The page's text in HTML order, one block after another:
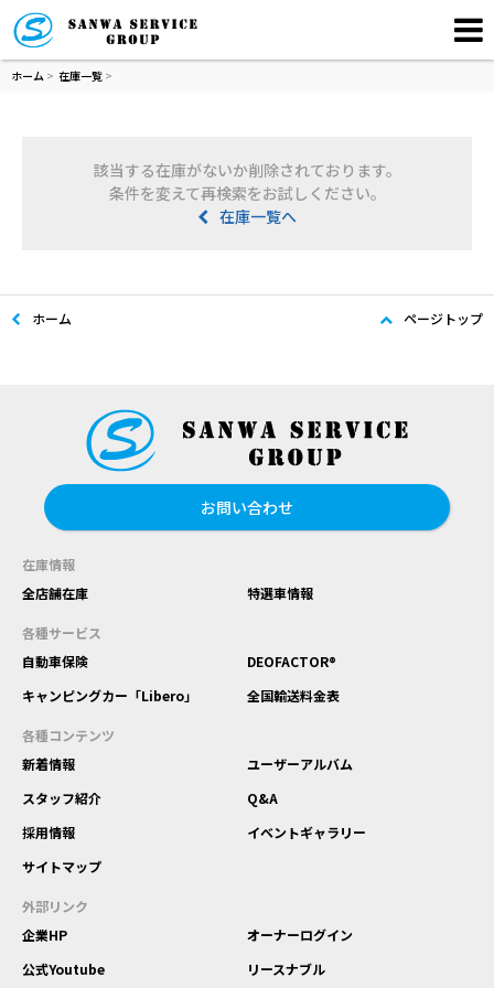
ホーム > 在庫一覧 >
該当する在庫がないか削除されております。
条件を変えて再検索をお試しください。
在庫一覧へ
ホーム ページトップ
お問い合わせ
在庫情報
全店舗在庫
特選車情報
各種サービス
自動車保険
DEOFACTOR®
キャンピングカー「Libero」
全国輸送料金表
各種コンテンツ
新着情報
ユーザーアルバム
スタッフ紹介
Q&A
採用情報
イベントギャラリー
サイトマップ
外部リンク
企業HP
オーナーログイン
公式Youtube
リースナブル